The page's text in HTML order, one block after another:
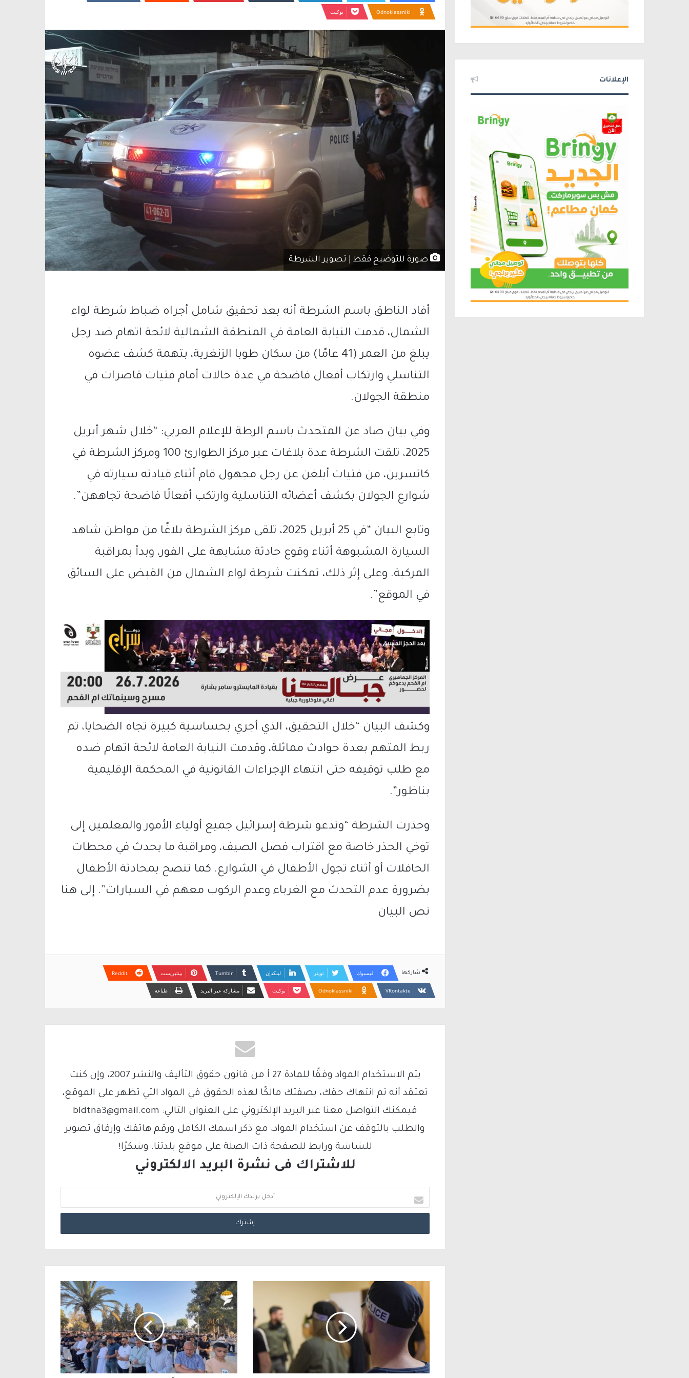
Odnoklassniki بوكيت
صورة للتوضيح فقط | تصوير الشرطة
أفاد الناطق باسم الشرطة أنه بعد تحقيق شامل أجراه ضباط شرطة لواء
الشمال، قدمت النيابة العامة في المنطقة الشمالية لائحة اتهام ضد رجل
يبلغ من العمر (41 عامًا) من سكان طوبا الزنغرية، بتهمة كشف عضوه
التناسلي وارتكاب أفعال فاضحة في عدة حالات أمام فتيات قاصرات في
منطقة الجولان.
وفي بيان صاد عن المتحدث باسم الرطة للإعلام العربي: “خلال شهر أبريل
2025، تلقت الشرطة عدة بلاغات عبر مركز الطوارئ 100 ومركز الشرطة في
كاتسرين، من فتيات أبلغن عن رجل مجهول قام أثناء قيادته سيارته في
شوارع الجولان بكشف أعضائه التناسلية وارتكب أفعالًا فاضحة تجاههن”.
وتابع البيان “في 25 أبريل 2025، تلقى مركز الشرطة بلاغًا من مواطن شاهد
السيارة المشبوهة أثناء وقوع حادثة مشابهة على الفور، وبدأ بمراقبة
المركبة. وعلى إثر ذلك، تمكنت شرطة لواء الشمال من القبض على السائق
في الموقع”.
وكشف البيان “خلال التحقيق، الذي أجري بحساسية كبيرة تجاه الضحايا، تم
ربط المتهم بعدة حوادث مماثلة، وقدمت النيابة العامة لائحة اتهام ضده
مع طلب توقيفه حتى انتهاء الإجراءات القانونية في المحكمة الإقليمية
بناظور”.
وحذرت الشرطة “وتدعو شرطة إسرائيل جميع أولياء الأمور والمعلمين إلى
توخي الحذر خاصة مع اقتراب فصل الصيف، ومراقبة ما يحدث في محطات
الحافلات أو أثناء تجول الأطفال في الشوارع. كما تنصح بمحادثة الأطفال
بضرورة عدم التحدث مع الغرباء وعدم الركوب معهم في السيارات”. إلى هنا
نص البيان
شاركها فيسبوك تويتر لينكدإن بينتيريست
Odnoklassniki بوكيت مشاركة عبر البريد طباعة
يتم الاستخدام المواد وفقًا للمادة 27 أ من قانون حقوق التأليف والنشر 2007، وإن كنت
تعتقد أنه تم انتهاك حقك، بصفتك مالكًا لهذه الحقوق في المواد التي تظهر على الموقع،
فيمكنك التواصل معنا عبر البريد الإلكتروني على العنوان التالي: bldtna3@gmail.com
والطلب بالتوقف عن استخدام المواد، مع ذكر اسمك الكامل ورقم هاتفك وإرفاق تصوير
للشاشة ورابط للصفحة ذات الصلة على موقع بلدتنا. وشكرًا!
للاشتراك فى نشرة البريد الالكتروني
د
خ
ل
ب
ك
ل
الإعلانات